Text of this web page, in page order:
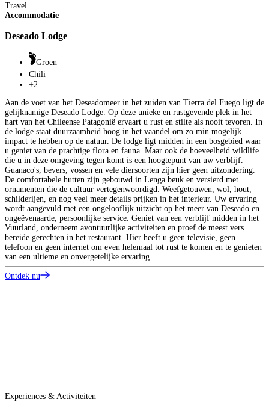
Travel
Accommodatie
Deseado Lodge
Groen
Chili
+2
Aan de voet van het Deseadomeer in het zuiden van Tierra del Fuego ligt de
gelijknamige Deseado Lodge. Op deze unieke en rustgevende plek in het
hart van het Chileense Patagonië ervaart u rust en stilte als nooit tevoren. In
de lodge staat duurzaamheid hoog in het vaandel om zo min mogelijk
impact te hebben op de natuur. De lodge ligt midden in een bosgebied waar
u geniet van de prachtige flora en fauna. Maar ook de hoeveelheid wildlife
die u in deze omgeving tegen komt is een hoogtepunt van uw verblijf.
Guanaco's, bevers, vossen en vele diersoorten zijn hier geen uitzondering.
De comfortabele hutten zijn gebouwd in Lenga beuk en versierd met
ornamenten die de cultuur vertegenwoordigd. Weefgetouwen, wol, hout,
schilderijen, en nog veel meer details prijken in het interieur. Uw ervaring
wordt aangevuld met een ongelooflijk uitzicht op het meer van Deseado en
ongeëvenaarde, persoonlijke service. Geniet van een verblijf midden in het
Vuurland, onderneem avontuurlijke activiteiten en proef de meest vers
bereide gerechten in het restaurant. Hier heeft u geen televisie, geen
telefoon en geen internet om even helemaal tot rust te komen en te genieten
van een ultieme en onvergetelijke ervaring.
Ontdek nu
Experiences & Activiteiten